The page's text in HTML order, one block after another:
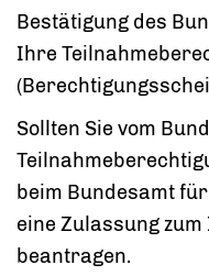
Bestätigung des
Ihre
Sollten Sie vom
beim Bundesamt
eine Zulassung
beantragen.